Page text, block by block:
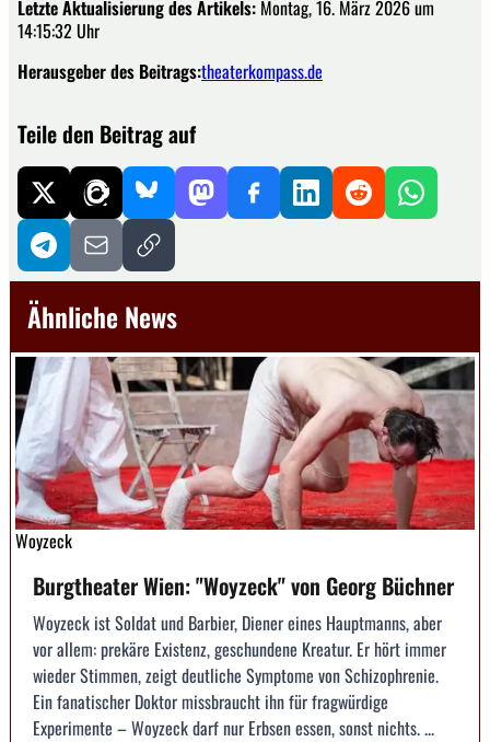
Letzte Aktualisierung des Artikels: Montag, 16. März 2026 um
14:15:32 Uhr
Herausgeber des Beitrags:theaterkompass.de
Teile den Beitrag auf
Ähnliche News
Woyzeck
Burgtheater Wien: "Woyzeck" von Georg Büchner
Woyzeck ist Soldat und Barbier, Diener eines Hauptmanns, aber
vor allem: prekäre Existenz, geschundene Kreatur. Er hört immer
wieder Stimmen, zeigt deutliche Symptome von Schizophrenie.
Ein fanatischer Doktor missbraucht ihn für fragwürdige
Experimente – Woyzeck darf nur Erbsen essen, sonst nichts. ...